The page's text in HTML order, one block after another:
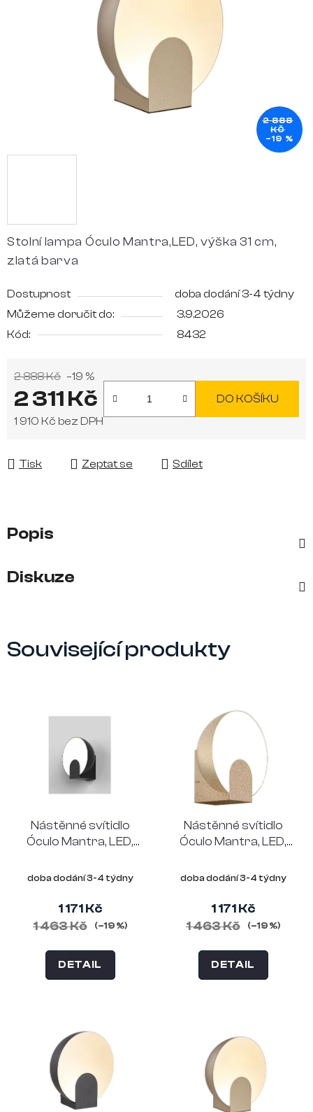
Stolní lampa Óculo Mantra,LED, výška 31 cm,
zlatá barva
Dostupnost
doba dodání 3-4 týdny
Můžeme doručit do:
3.9.2026
Kód:
8432
2 888 Kč –19 %
2 311 Kč
1 910 Kč bez DPH
DO KOŠÍKU
Tisk Zeptat se Sdílet
2 888
KČ
–19 %
Popis
Diskuze
Související produkty
Nástěnné svítidlo
Óculo Mantra, LED,
barva
doba dodání 3-4 týdny
1 171 Kč
1 463 Kč
(–19 %)
DETAIL
Nástěnné svítidlo
Óculo Mantra, LED,
barva
doba dodání 3-4 týdny
1 171 Kč
1 463 Kč
(–19 %)
DETAIL